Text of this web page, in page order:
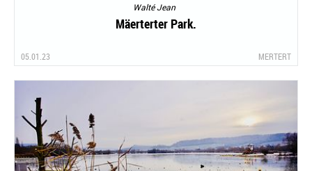
Walté Jean
Mäerterter Park.
05.01.23 MERTERT